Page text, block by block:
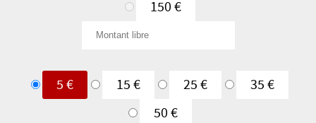
150 €
donne
5 € 15 € 25 €
35 €
50 €